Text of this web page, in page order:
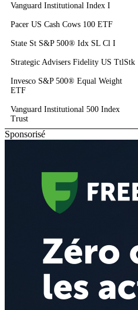
Vanguard Institutional Index I
Pacer US Cash Cows 100 ETF
State St S&P 500® Idx SL Cl I
Strategic Advisers Fidelity US TtlStk
Invesco S&P 500® Equal Weight
ETF
Vanguard Institutional 500 Index
Trust
Sponsorisé